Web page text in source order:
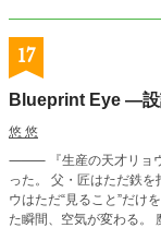
17
Blueprint Eye ―設
悠 悠
⸻ 『生産の天才リョウ』 第一章：設計された崩壊 その家族に、理由はなか
った。 父・匠はただ鉄を打ち、 母・エミリアはただ剣と魔法を扱い、 少年リョ
ウはただ“見ること”だけをしていた。 それだけの
た瞬間、空気が変わる。 魔物の気配ではない。 獣の暴走でもない。 もっと整っ